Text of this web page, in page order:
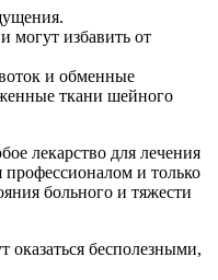
могут избавить от
и обменные
ткани шейного
лекарство для лечения
профессионалом и только
больного и тяжести
оказаться бесполезными,